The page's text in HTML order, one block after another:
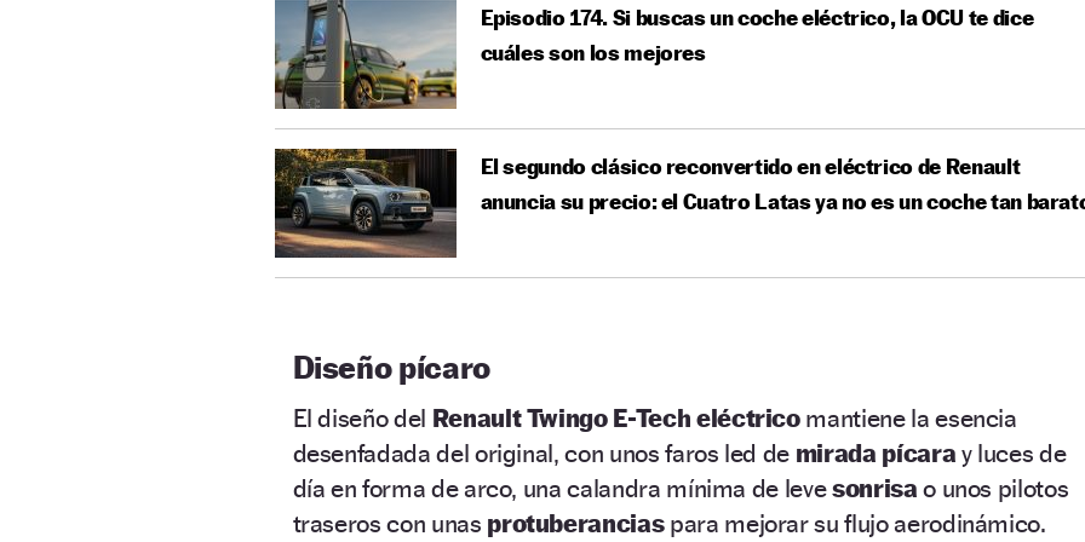
Episodio 174. Si buscas un coche eléctrico, la OCU te dice
cuáles son los mejores
El segundo clásico reconvertido en eléctrico de Renault
anuncia su precio: el Cuatro Latas ya no es un coche tan
Diseño pícaro
El diseño del Renault Twingo E-Tech eléctricomantiene la esencia
desenfadada del original, con unos faros led de mirada pícara y luces de
día en forma de arco, una calandra mínima de levesonrisao unos pilotos
traseros con unas protuberancias para mejorar su flujo aerodinámico.